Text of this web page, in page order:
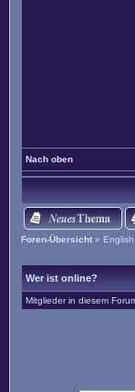
Nach oben
Foren-Übersicht » English
Wer ist online?
Mitglieder in diesem